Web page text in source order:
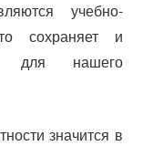
учебно-
сохраняет и
для нашего
значится в